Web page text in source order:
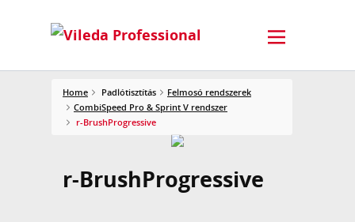
Home Padlótisztítás
Felmosó rendszerek
CombiSpeed Pro & Sprint V rendszer
r-BrushProgressive
r-BrushProgressive